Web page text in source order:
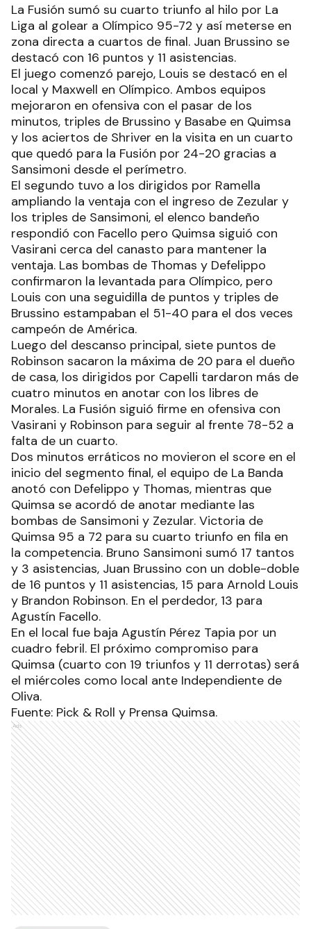
La Fusión sumó su cuarto triunfo al hilo por La
Liga al golear a Olímpico 95-72 y así meterse en
zona directa a cuartos de final. Juan Brussino se
destacó con 16 puntos y 11 asistencias.
El juego comenzó parejo, Louis se destacó en el
local y Maxwell en Olímpico. Ambos equipos
mejoraron en ofensiva con el pasar de los
minutos, triples de Brussino y Basabe en Quimsa
y los aciertos de Shriver en la visita en un cuarto
que quedó para la Fusión por 24-20 gracias a
Sansimoni desde el perímetro.
El segundo tuvo a los dirigidos por Ramella
ampliando la ventaja con el ingreso de Zezular y
los triples de Sansimoni, el elenco bandeño
respondió con Facello pero Quimsa siguió con
Vasirani cerca del canasto para mantener la
ventaja. Las bombas de Thomas y Defelippo
confirmaron la levantada para Olímpico, pero
Louis con una seguidilla de puntos y triples de
Brussino estampaban el 51-40 para el dos veces
campeón de América.
Luego del descanso principal, siete puntos de
Robinson sacaron la máxima de 20 para el dueño
de casa, los dirigidos por Capelli tardaron más de
cuatro minutos en anotar con los libres de
Morales. La Fusión siguió firme en ofensiva con
Vasirani y Robinson para seguir al frente 78-52 a
falta de un cuarto.
Dos minutos erráticos no movieron el score en el
inicio del segmento final, el equipo de La Banda
anotó con Defelippo y Thomas, mientras que
Quimsa se acordó de anotar mediante las
bombas de Sansimoni y Zezular. Victoria de
Quimsa 95 a 72 para su cuarto triunfo en fila en
la competencia. Bruno Sansimoni sumó 17 tantos
y 3 asistencias, Juan Brussino con un doble-doble
de 16 puntos y 11 asistencias, 15 para Arnold Louis
y Brandon Robinson. En el perdedor, 13 para
Agustín Facello.
En el local fue baja Agustín Pérez Tapia por un
cuadro febril. El próximo compromiso para
Quimsa (cuarto con 19 triunfos y 11 derrotas) será
el miércoles como local ante Independiente de
Oliva.
Fuente: Pick & Roll y Prensa Quimsa.
Ads